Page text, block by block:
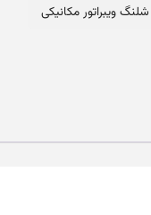
شلنگ ویبراتور مکانیکی